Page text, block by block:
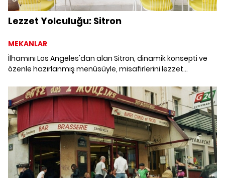
Lezzet Yolculuğu: Sitron
MEKANLAR
İlhamını Los Angeles'dan alan Sitron, dinamik konsepti ve
özenle hazırlanmış menüsüyle, misafirlerini lezzet